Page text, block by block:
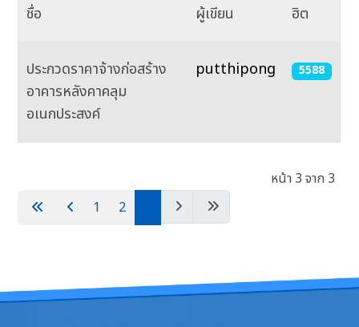
ชื่อ ผู้เขียน ฮิต
ประกวดราคาจ้างก่อสร้าง
อาคารหลังคาคลุม
อเนกประสงค์
putthipong 5588
หน้า 3 จาก 3
1
2